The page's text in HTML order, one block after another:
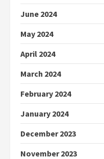
June 2024
May 2024
April 2024
March 2024
February 2024
January 2024
December 2023
November 2023